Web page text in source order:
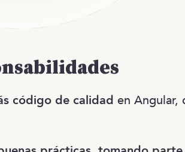
código de calidad en Angular,